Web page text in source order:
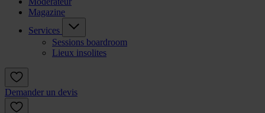
Magazine
Services
Sessions boardroom
Lieux insolites
Demander un devis